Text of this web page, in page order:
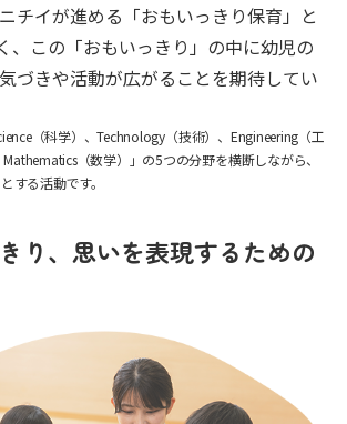
チイが進める「おもいっきり保育」と
、この「おもいっきり」の中に幼児の
気づきや活動が広がることを期待してい
（科学）、Technology（技術）、Engineering（工
（数学）」の5つの分野を横断しながら、
する活動です。
きり、思いを表現するための